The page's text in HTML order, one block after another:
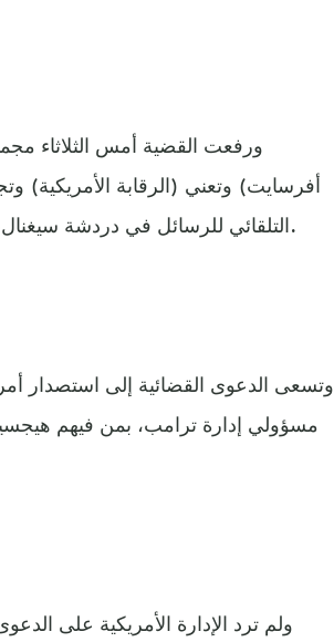
ورفعت القضية أمس الثلاثاء
أفرسايت) وتعني (الرقابة الأمريكية)
التلقائي للرسائل في دردشة سيغنال، في انتهاك لواجباتهم بموجب قانون السجلات الاتحادية.
وتسعى الدعوى القضائية إلى استصدار
مسؤولي إدارة ترامب، بمن فيهم
ولم ترد الإدارة الأمريكية على